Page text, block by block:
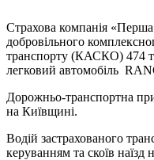
Страхова компанія
добровільного
транспорту (КАСКО) 474
легковий автомобіль
Дорожньо-транспортна
на Київщині.
Водій застрахованого
керуванням та скоїв наїзд